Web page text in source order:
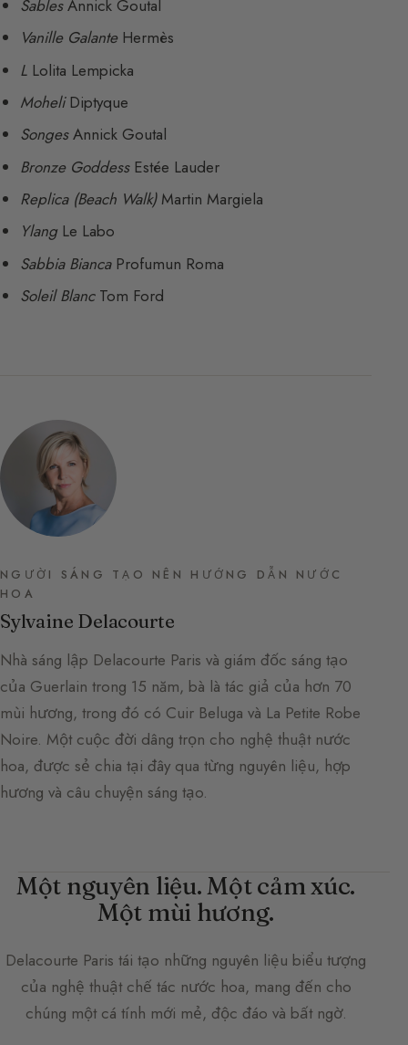
SablesAnnick Goutal
Vanille GalanteHermès
L Lolita Lempicka
MoheliDiptyque
SongesAnnick Goutal
Bronze GoddessEstée Lauder
Replica (Beach Walk)Martin Margiela
YlangLe Labo
Sabbia BiancaProfumun Roma
Soleil BlancTom Ford
NGƯỜI SÁNG TẠO NÊN HƯỚNG DẪN NƯỚC
HOA
Sylvaine Delacourte
Nhà sáng lập Delacourte Paris và giám đốc sáng tạo
của Guerlain trong 15 năm, bà là tác giả của hơn 70
mùi hương, trong đó có Cuir Beluga và La Petite Robe
Noire. Một cuộc đời dâng trọn cho nghệ thuật nước
hoa, được sẻ chia tại đây qua từng nguyên liệu, hợp
hương và câu chuyện sáng tạo.
Một nguyên liệu. Một cảm xúc.
Một mùi hương.
Delacourte Paris tái tạo những nguyên liệu biểu tượng
của nghệ thuật chế tác nước hoa, mang đến cho
chúng một cá tính mới mẻ, độc đáo và bất ngờ.